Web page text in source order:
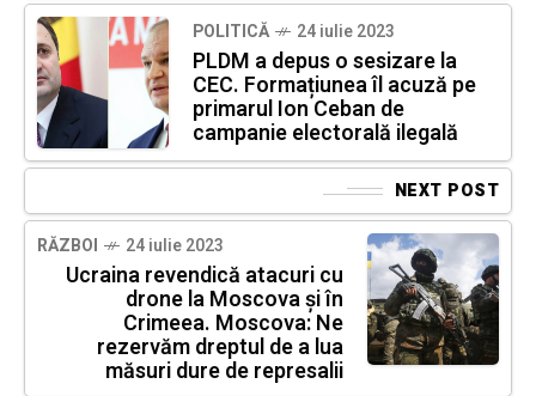
POLITICĂ 24 iulie 2023
PLDM a depus o sesizare la
CEC. Formațiunea îl acuză pe
primarul Ion Ceban de
campanie electorală ilegală
NEXT POST
RĂZBOI 24 iulie 2023
Ucraina revendică atacuri cu
drone la Moscova şi în
Crimeea. Moscova: Ne
rezervăm dreptul de a lua
măsuri dure de represalii